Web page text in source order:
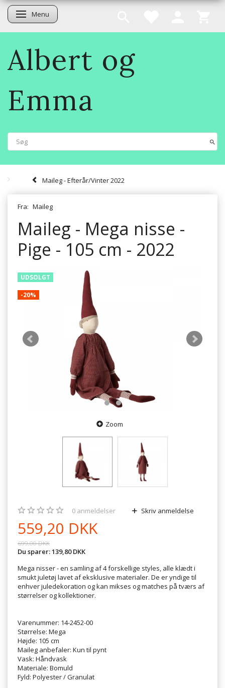
Skifte navigation
Menu
Albert og
Emma
Maileg - Efterår/Vinter 2022
Fra: Maileg
Maileg - Mega nisse -
Pige - 105 cm - 2022
UDSOLGT
-20%
Zoom
0 anmeldelser Skriv anmeldelse
559,20 DKK
699,00 DKK
Du sparer:139,80 DKK
Mega nisser - en samling af 4 forskellige styles, alle klædt i
smukt juletøj lavet af eksklusive materialer. De er yndige til
enhver juledekoration og kan mikses og matches på tværs af
størrelser og kollektioner.
Varenummer: 14-2452-00
Størrelse: Mega
Højde: 105 cm
Maileg anbefaler: Kun til pynt
Vask: Håndvask
Materiale: Bomuld
Fyld: Polyester / Granulat